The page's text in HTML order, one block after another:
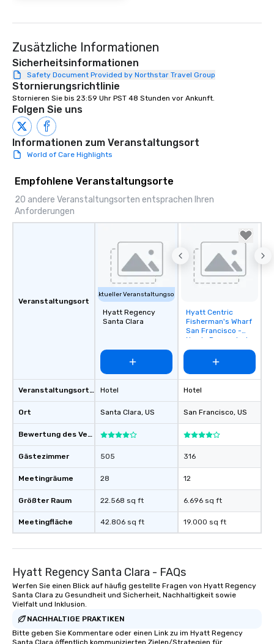
Zusätzliche Informationen
Sicherheitsinformationen
Safety Document Provided by Northstar Travel Group
Stornierungsrichtlinie
Stornieren Sie bis 23:59 Uhr PST 48 Stunden vor Ankunft.
Folgen Sie uns
Informationen zum Veranstaltungsort
World of Care Highlights
Empfohlene Veranstaltungsorte
20 andere Veranstaltungsorten entsprachen Ihren
Anforderungen
Veranstaltungsort
Veranstaltungsortstyp
Ort
Bewertung des Veranstaltungsortes
Gästezimmer
Meetingräume
Größter Raum
Meetingfläche
Aktueller Veranstaltungsort
Hyatt Regency
Santa Clara
Hotel
Santa Clara, US
505
28
22.568 sq ft
42.806 sq ft
Removed from
favorites
Hyatt Centric
Fisherman's Wharf
San Francisco -
Newly Renovated
Hotel
San Francisco, US
316
12
6.696 sq ft
19.000 sq ft
Hyatt Regency Santa Clara - FAQs
Werfen Sie einen Blick auf häufig gestellte Fragen von Hyatt Regency
Santa Clara zu Gesundheit und Sicherheit, Nachhaltigkeit sowie
Vielfalt und Inklusion.
NACHHALTIGE PRAKTIKEN
Bitte geben Sie Kommentare oder einen Link zu im Hyatt Regency